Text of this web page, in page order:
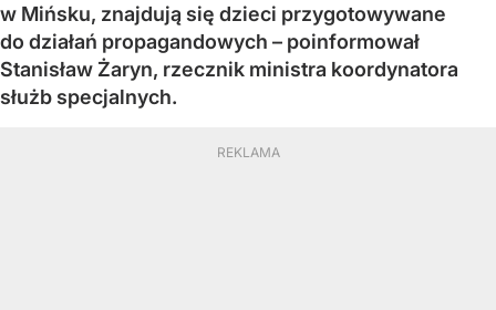
w Mińsku, znajdują się dzieci przygotowywane
do działań propagandowych – poinformował
Stanisław Żaryn, rzecznik ministra koordynatora
służb specjalnych.